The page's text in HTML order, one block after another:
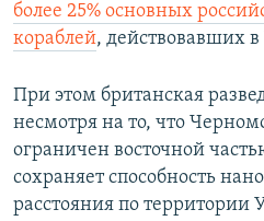
более 25% основных
кораблей, действовавших
При этом британская
несмотря на то, что
ограничен восточной
сохраняет способность
расстояния по